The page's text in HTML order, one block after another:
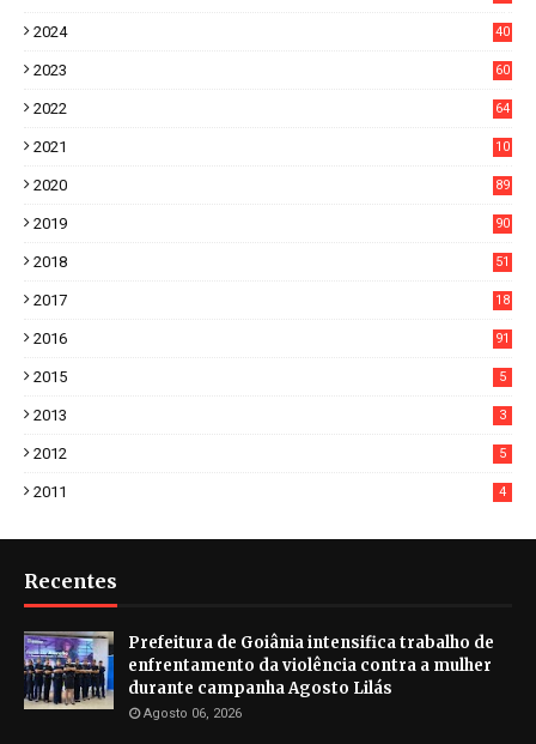
2024
40
2023
60
2022
64
2021
10
2020
89
2019
90
2018
51
2017
18
2016 91
2015 5
2013 3
2012 5
2011 4
Recentes
Prefeitura de Goiânia intensifica trabalho de
enfrentamento da violência contra a mulher
durante campanha Agosto Lilás
Agosto 06, 2026